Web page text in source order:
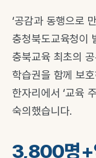
‘공감과 동행으로
충청북도교육청이
충북교육 최초의
학습권을 함께 보
한자리에서 ‘교육
숙의했습니다.
3,800명+